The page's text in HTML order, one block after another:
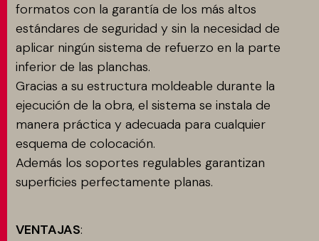
formatos con la garantía de los más altos
estándares de seguridad y sin la necesidad de
aplicar ningún sistema de refuerzo en la parte
inferior de las planchas.
Gracias a su estructura moldeable durante la
ejecución de la obra, el sistema se instala de
manera práctica y adecuada para cualquier
esquema de colocación.
Además los soportes regulables garantizan
superficies perfectamente planas.
VENTAJAS: